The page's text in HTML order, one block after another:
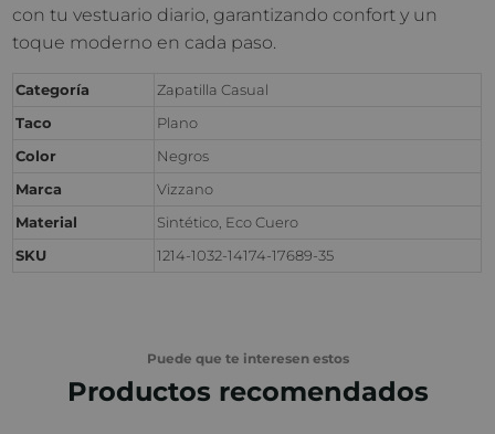
con tu vestuario diario, garantizando confort y un
toque moderno en cada paso.
Categoría
Zapatilla Casual
Taco
Plano
Color
Negros
Marca
Vizzano
Material
Sintético, Eco Cuero
SKU
1214-1032-14174-17689-35
Puede que te interesen estos
Productos recomendados